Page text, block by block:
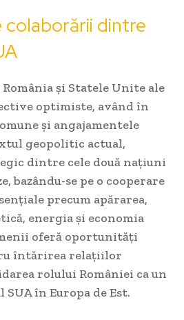
colaborării dintre
și Statele Unite ale
optimiste, având în
și angajamentele
geopolitic actual,
dintre cele două națiuni
bazându-se pe o cooperare
precum apărarea,
energia și economia
oferă oportunități
întărirea relațiilor
rolului României ca un
în Europa de Est.